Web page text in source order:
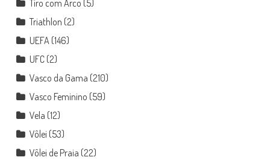
Tiro com Arco (5)
Triathlon (2)
UEFA(146)
UFC(2)
Vasco da Gama (210)
Vasco Feminino (59)
Vela (12)
Vôlei (53)
Vôlei de Praia (22)